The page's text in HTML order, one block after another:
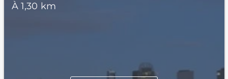
À 1,30 km